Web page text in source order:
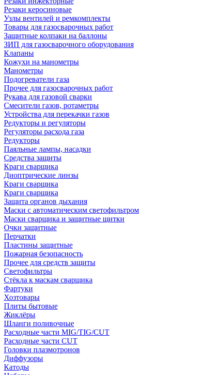
Резаки керосиновые
Узлы вентилей и ремкомплекты
Товары для газосварочных работ
Защитные колпаки на баллоны
ЗИП для газосварочного оборудования
Клапаны
Кожухи на манометры
Манометры
Подогреватели газа
Прочее для газосварочных работ
Рукава для газовой сварки
Смесители газов, ротаметры
Устройства для перекачки газов
Редукторы и регуляторы
Регуляторы расхода газа
Редукторы
Паяльные лампы, насадки
Средства защиты
Краги сварщика
Диоптрические линзы
Краги сварщика
Краги сварщика
Защита органов дыхания
Маски с автоматическим светофильтром
Маски сварщика и защитные щитки
Очки защитные
Перчатки
Пластины защитные
Пожарная безопасность
Прочее для средств защиты
Светофильтры
Стёкла к маскам сварщика
Фартуки
Хозтовары
Плиты бытовые
Жиклёры
Шланги поливочные
Расходные части MIG/TIG/CUT
Расходные части CUT
Головки плазмотронов
Диффузоры
Катоды